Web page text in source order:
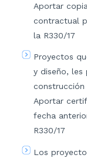
Aportar
contractual
la R330/17
Proyectos
y diseño, les
construcción
Aportar
fecha
R330/17
​Los